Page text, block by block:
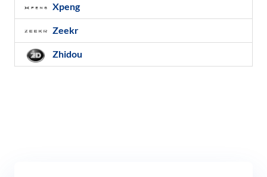
Xpeng
Zeekr
Zhidou